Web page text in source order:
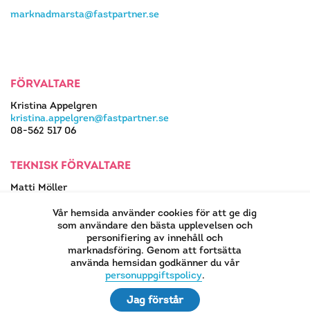
marknadmarsta@fastpartner.se
FÖRVALTARE
Kristina Appelgren
kristina.appelgren@fastpartner.se
08-562 517 06
TEKNISK FÖRVALTARE
Matti Möller
matti.moller@fastpartner.se
EN DEL AV
Vår hemsida använder cookies för att ge dig
som användare den bästa upplevelsen och
personifiering av innehåll och
marknadsföring. Genom att fortsätta
använda hemsidan godkänner du vår
personuppgiftspolicy.
Jag förstår